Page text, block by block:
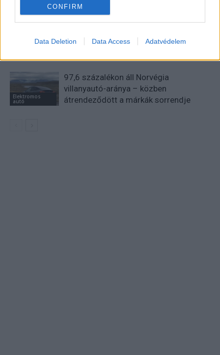
CONFIRM
Data Deletion Data Access Adatvédelem
sorozatgyártása
amit nem láttak — megkezdődött a
Elektromos
autó
97,6 százalékon áll Norvégia
villanyautó-aránya – közben
átrendeződött a márkák sorrendje